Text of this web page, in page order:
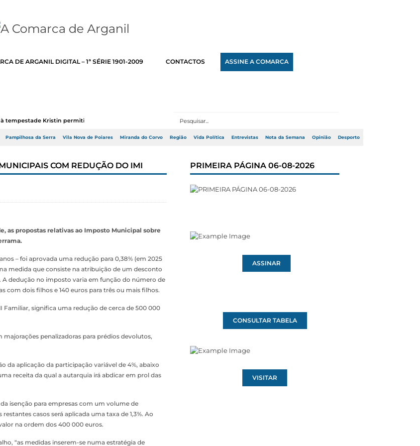
DE ARGANIL DIGITAL – 1ª SÉRIE 1901-2009 CONTACTOS ASSINE A COMARCA
tempestade Kristin permitir a adj...
Pampilhosa da Serra Vila Nova de Poiares Miranda do Corvo Região Vida Política Entrevistas Nota da Semana Opinião Desporto
COM REDUÇÃO DO IMI
as propostas relativas ao Imposto Municipal sobre
– foi aprovada uma redução para 0,38% (em 2025
medida que consiste na atribuição de um desconto
dedução no imposto varia em função do número de
com dois filhos e 140 euros para três ou mais filhos.
Familiar, significa uma redução de cerca de 500 000
penalizadoras para prédios devolutos,
da aplicação da participação variável de 4%, abaixo
receita da qual a autarquia irá abdicar em prol das
isenção para empresas com um volume de
casos será aplicada uma taxa de 1,3%. Ao
na ordem dos 400 000 euros.
“as medidas inserem-se numa estratégia de
PRIMEIRA PÁGINA 06-08-2026
ASSINAR
CONSULTAR TABELA
VISITAR